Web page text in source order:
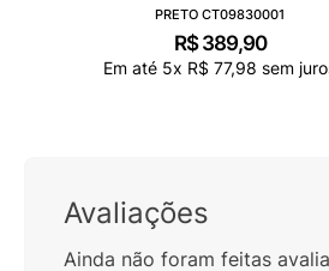
PRETO CT09830001
R$ 389,90
Em até 5x R$ 77,98 sem
Avaliações
Ainda não foram feitas